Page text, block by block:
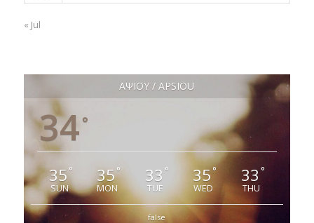
« Jul
ΑΨΙΟΥ / APSIOU
34°
35°
SUN
35°
MON
33 °
TUE
35 °
WED
33 °
THU
false